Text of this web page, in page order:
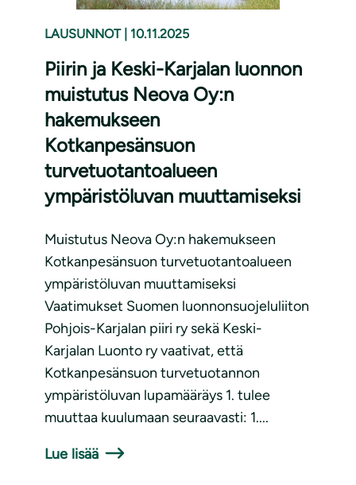
LAUSUNNOT 10.11.2025
Piirin ja Keski-Karjalan luonnon
muistutus Neova Oy:n
hakemukseen
Kotkanpesänsuon
turvetuotantoalueen
ympäristöluvan muuttamiseksi
Muistutus Neova Oy:n hakemukseen
Kotkanpesänsuon turvetuotantoalueen
ympäristöluvan muuttamiseksi
Vaatimukset Suomen luonnonsuojeluliiton
Pohjois-Karjalan piiri ry sekä Keski-
Karjalan Luonto ry vaativat, että
Kotkanpesänsuon turvetuotannon
ympäristöluvan lupamääräys 1. tulee
muuttaa kuulumaan seuraavasti: 1....
Lue lisää